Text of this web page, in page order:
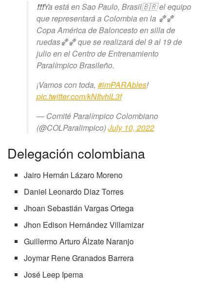
❗❗❗Ya está en Sao Paulo, Brasil🇧🇷 el equipo
que representará a Colombia en la 🏀🏀
Copa América de Baloncesto en silla de
ruedas🏀🏀 que se realizará del 9 al 19 de
julio en el Centro de Entrenamiento
Paralímpico Brasileño.
¡Vamos con toda, #imPARAbles!
pic.twitter.com/kNItvhlL3f
— Comité Paralímpico Colombiano
(@COLParalimpico)July 10, 2022
Delegación colombiana
Jairo Hernán Lázaro Moreno
Daniel Leonardo Diaz Torres
Jhoan Sebastián Vargas Ortega
Jhon Edison Hernández Villamizar
Guillermo Arturo Álzate Naranjo
Joymar Rene Granados Barrera
José Leep Ipema